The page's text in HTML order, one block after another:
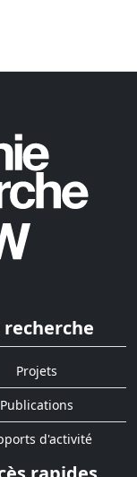
recherche
Projets
Publications
d'activité